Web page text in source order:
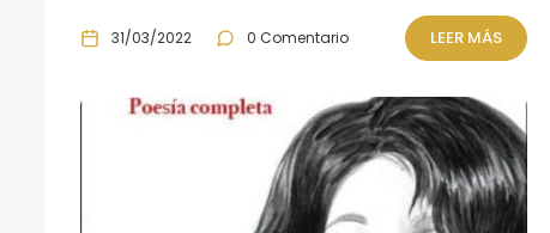
31/03/2022 0 Comentario LEER MÁS